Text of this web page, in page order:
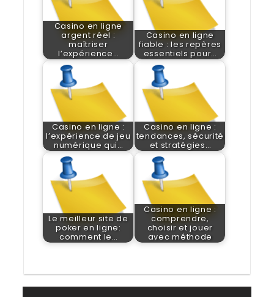
Casino en ligne
argent réel :
maîtriser
l’expérience…
Casino en ligne
fiable : les repères
essentiels pour…
Casino en ligne :
l’expérience de jeu
numérique qui…
Casino en ligne :
tendances, sécurité
et stratégies…
Le meilleur site de
poker en ligne:
comment le…
Casino en ligne :
comprendre,
choisir et jouer
avec méthode